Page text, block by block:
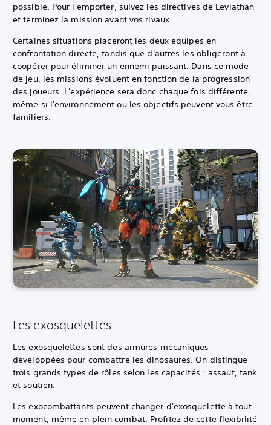
possible. Pour l'emporter, suivez les directives de Leviathan
et terminez la mission avant vos rivaux.
Certaines situations placeront les deux équipes en
confrontation directe, tandis que d'autres les obligeront à
coopérer pour éliminer un ennemi puissant. Dans ce mode
de jeu, les missions évoluent en fonction de la progression
des joueurs. L'expérience sera donc chaque fois différente,
même si l'environnement ou les objectifs peuvent vous être
familiers.
Les exosquelettes
Les exosquelettes sont des armures mécaniques
développées pour combattre les dinosaures. On distingue
trois grands types de rôles selon les capacités : assaut, tank
et soutien.
Les exocombattants peuvent changer d'exosquelette à tout
moment, même en plein combat. Profitez de cette flexibilité